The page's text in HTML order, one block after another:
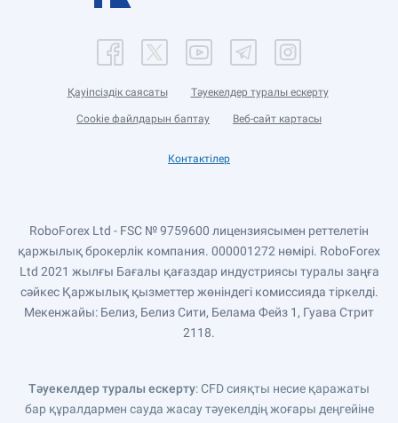
Қауіпсіздік саясаты Тәуекелдер туралы ескерту
Cookie файлдарын баптау Веб-сайт картасы
Контактілер
RoboForex Ltd - FSC № 9759600 лицензиясымен реттелетін
қаржылық брокерлік компания. 000001272 нөмірі. RoboForex
Ltd 2021 жылғы Бағалы қағаздар индустриясы туралы заңға
сәйкес Қаржылық қызметтер жөніндегі комиссияда тіркелді.
Мекенжайы: Белиз, Белиз Сити, Белама Фейз 1, Гуава Стрит
2118.
Тәуекелдер туралы ескерту: CFD сияқты несие қаражаты
бар құралдармен сауда жасау тәуекелдің жоғары деңгейіне